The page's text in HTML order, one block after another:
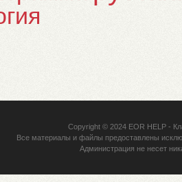
Copyright © 2024 EOR HELP-
Все материалы и файлы предоставлены
Администрация не несет